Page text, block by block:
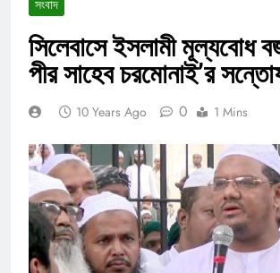
সংবাদ
সিলেবাসে ইসলামী মূল্যবোধ
পীর সাহেব চরমোনাই’র
10 Years Ago 0 1 Mins